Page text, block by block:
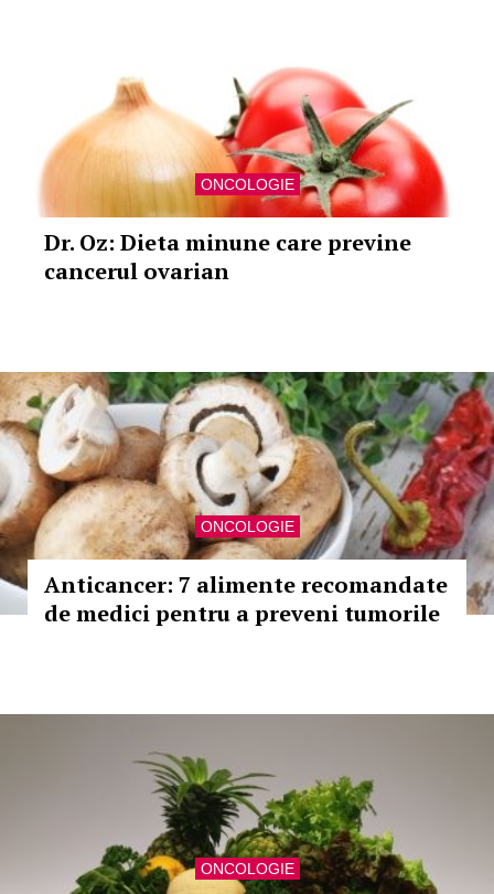
ONCOLOGIE
Dr. Oz: Dieta minune care previne
cancerul ovarian
ONCOLOGIE
Anticancer: 7 alimente recomandate
de medici pentru a preveni tumorile
ONCOLOGIE